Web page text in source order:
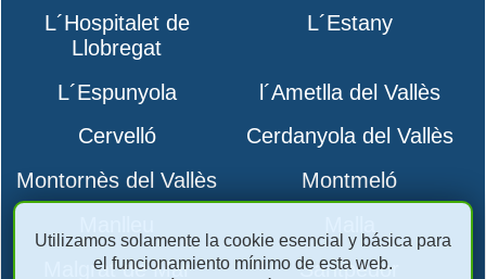
L´Hospitalet de
Llobregat
L´Estany
L´Espunyola
l´Ametlla del Vallès
Cervelló
Cerdanyola del Vallès
Montornès del Vallès
Montmeló
Malgrat de Mar
Santpedor
Utilizamos solamente la cookie esencial y básica para
el funcionamiento mínimo de esta web.